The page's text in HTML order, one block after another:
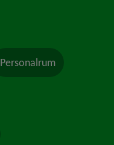
Personalrum